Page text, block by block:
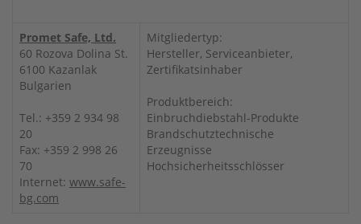
Promet Safe, Ltd.
60 Rozova Dolina St.
6100 Kazanlak
Bulgarien
Tel.: +359 2 934 98
20
Fax: +359 2 998 26
70
Internet: www.safe-
bg.com
Mitgliedertyp:
Hersteller, Serviceanbieter,
Zertifikatsinhaber
Produktbereich:
Einbruchdiebstahl-Produkte
Brandschutztechnische
Erzeugnisse
Hochsicherheitsschlösser